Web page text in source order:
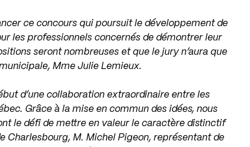
ce concours qui poursuit le développement de
les professionnels concernés de démontrer leur
seront nombreuses et que le jury n’aura que
Mme Julie Lemieux.
d’une collaboration extraordinaire entre les
Grâce à la mise en commun des idées, nous
le défi de mettre en valeur le caractère distinctif
Charlesbourg, M. Michel Pigeon, représentant de